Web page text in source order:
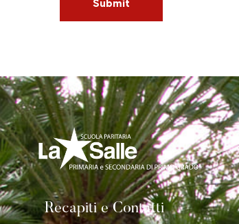
Recapiti e Contatti